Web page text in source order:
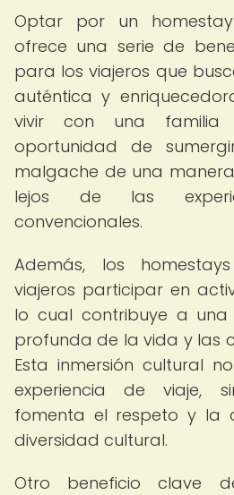
Optar por un
ofrece una serie de
para los viajeros que
auténtica y
vivir con una
oportunidad de
malgache de una
lejos de las
convencionales.
Además, los
viajeros participar en
lo cual contribuye a una
profunda de la vida y las
Esta inmersión cultural
experiencia de viaje,
fomenta el respeto y la
diversidad cultural.
Otro beneficio clave